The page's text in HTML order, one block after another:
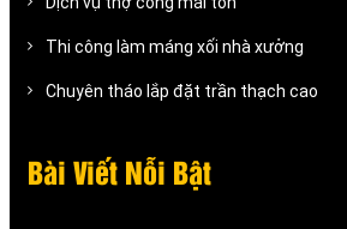
Thi công làm máng xối nhà xưởng
Chuyên tháo lắp đặt trần thạch cao
Bài Viết Nỗi Bật